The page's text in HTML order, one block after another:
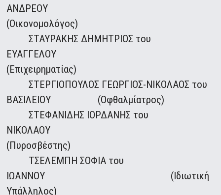
ΑΝΔΡΕΟΥ
(Οικονομολόγος)
ΣΤΑΥΡΑΚΗΣ ΔΗΜΗΤΡΙΟΣ του
ΕΥΑΓΓΕΛΟΥ
(Επιχειρηματίας)
ΣΤΕΡΓΙΟΠΟΥΛΟΣ ΓΕΩΡΓΙΟΣ-ΝΙΚΟΛΑΟΣ του
ΒΑΣΙΛΕΙΟΥ (Οφθαλμίατρος)
ΣΤΕΦΑΝΙΔΗΣ ΙΟΡΔΑΝΗΣ του
ΝΙΚΟΛΑΟΥ
(Πυροσβέστης)
ΤΣΕΛΕΜΠΗ ΣΟΦΙΑ του
ΙΩΑΝΝΟΥ (Ιδιωτική
Υπάλληλος)